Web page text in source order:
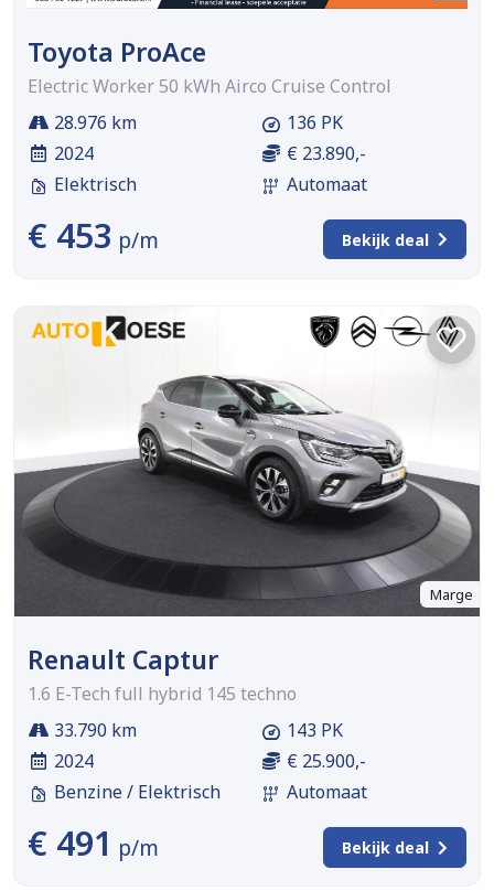
Toyota ProAce
Electric Worker 50 kWh Airco Cruise Control
28.976 km
2024
Elektrisch
136 PK
€ 23.890,-
Automaat
€ 453 p/m Bekijk deal
Marge
Renault Captur
1.6 E-Tech full hybrid 145 techno
33.790 km
2024
Benzine / Elektrisch
143 PK
€ 25.900,-
Automaat
€ 491 p/m Bekijk deal